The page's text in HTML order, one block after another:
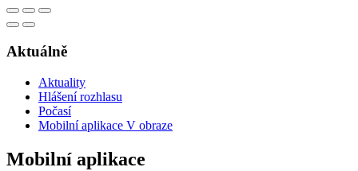
Aktuálně
Aktuality
Hlášení rozhlasu
Počasí
Mobilní aplikace V obraze
Mobilní aplikace